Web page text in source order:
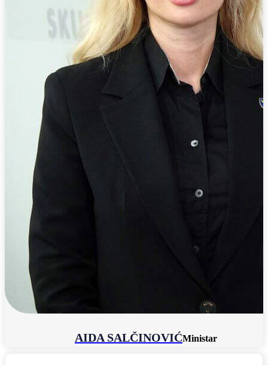
AIDA SALČINOVIĆMinistar